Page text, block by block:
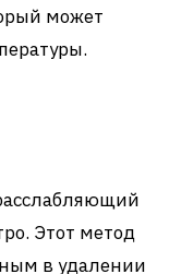
может
Этот метод
в удалении